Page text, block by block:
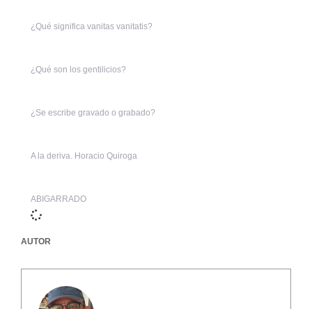
¿Qué significa vanitas vanitatis?
¿Qué son los gentilicios?
¿Se escribe gravado o grabado?
A la deriva. Horacio Quiroga
ABIGARRADO
AUTOR